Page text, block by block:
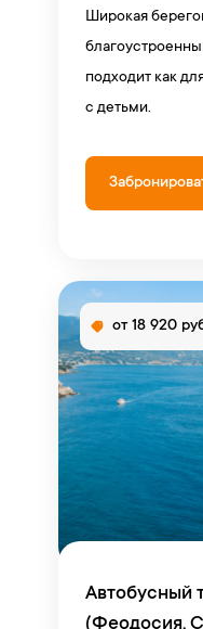
Широкая
подходит как
с детьми.
от 18 920
Автобусный
(Феодосия,